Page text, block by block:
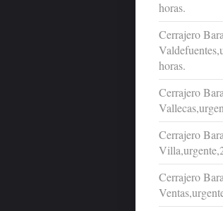
horas.
Cerrajero
horas.
Cerrajero
Cerrajero
Cerrajero